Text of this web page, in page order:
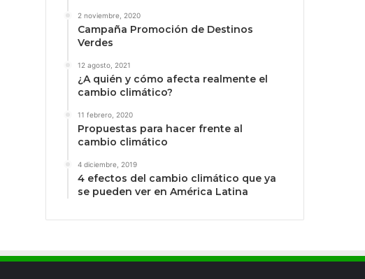
2 noviembre, 2020
Campaña Promoción de Destinos
Verdes
12 agosto, 2021
¿A quién y cómo afecta realmente el
cambio climático?
11 febrero, 2020
Propuestas para hacer frente al
cambio climático
4 diciembre, 2019
4 efectos del cambio climático que ya
se pueden ver en América Latina